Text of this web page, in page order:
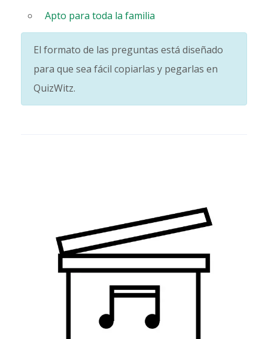
Apto para toda la familia
El formato de las preguntas está diseñado
para que sea fácil copiarlas y pegarlas en
QuizWitz.